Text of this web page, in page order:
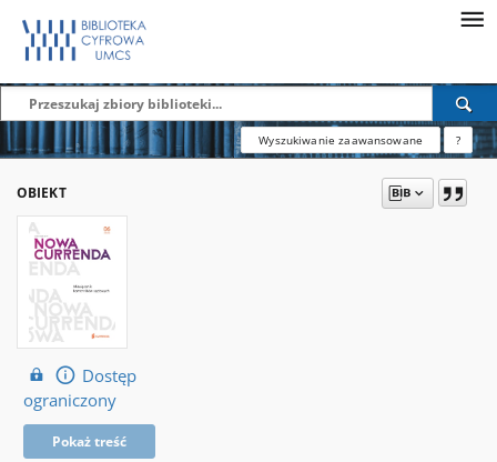
Wyszukiwanie zaawansowane ?
OBIEKT
Dostęp
ograniczony
Pokaż treść